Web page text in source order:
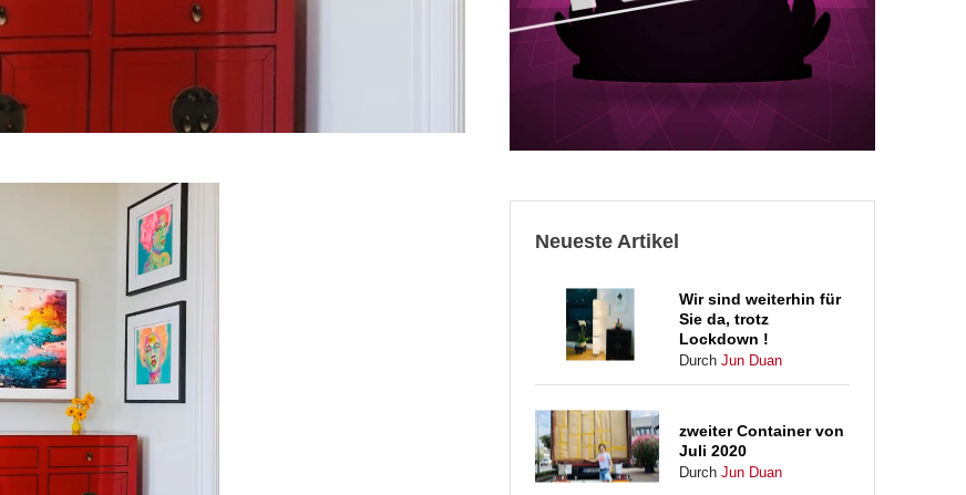
Neueste Artikel
Wir sind weiterhin für
Sie da, trotz
Lockdown !
Durch Jun Duan
zweiter Container von
Juli 2020
Durch Jun Duan